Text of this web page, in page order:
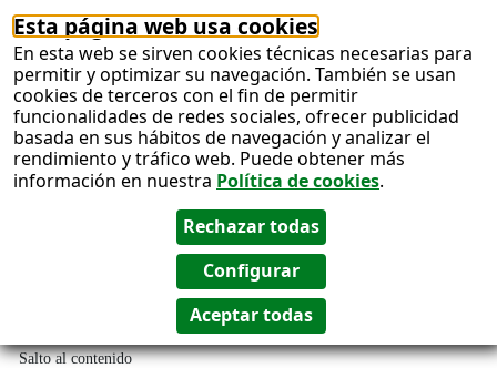
Esta página web usa cookies
En esta web se sirven cookies técnicas necesarias para
permitir y optimizar su navegación. También se usan
cookies de terceros con el fin de permitir
funcionalidades de redes sociales, ofrecer publicidad
basada en sus hábitos de navegación y analizar el
rendimiento y tráfico web. Puede obtener más
información en nuestra Política de cookies.
Salto al contenido